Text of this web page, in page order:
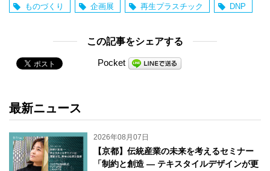
ものづくり 企画展 再生プラスチック DNP
この記事をシェアする
Pocket
最新ニュース
2026年08月07日
【京都】伝統産業の未来を考えるセミナー
「制約と創造 ― テキスタイルデザインが更